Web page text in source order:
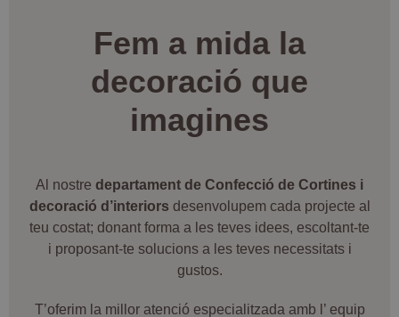
Fem a mida la
decoració que
imagines
Al nostre departament de Confecció de Cortines i
decoració d’interiors desenvolupem cada projecte al
teu costat; donant forma a les teves idees, escoltant-te
i proposant-te solucions a les teves necessitats i
gustos.
T’oferim la millor atenció especialitzada amb l’ equip